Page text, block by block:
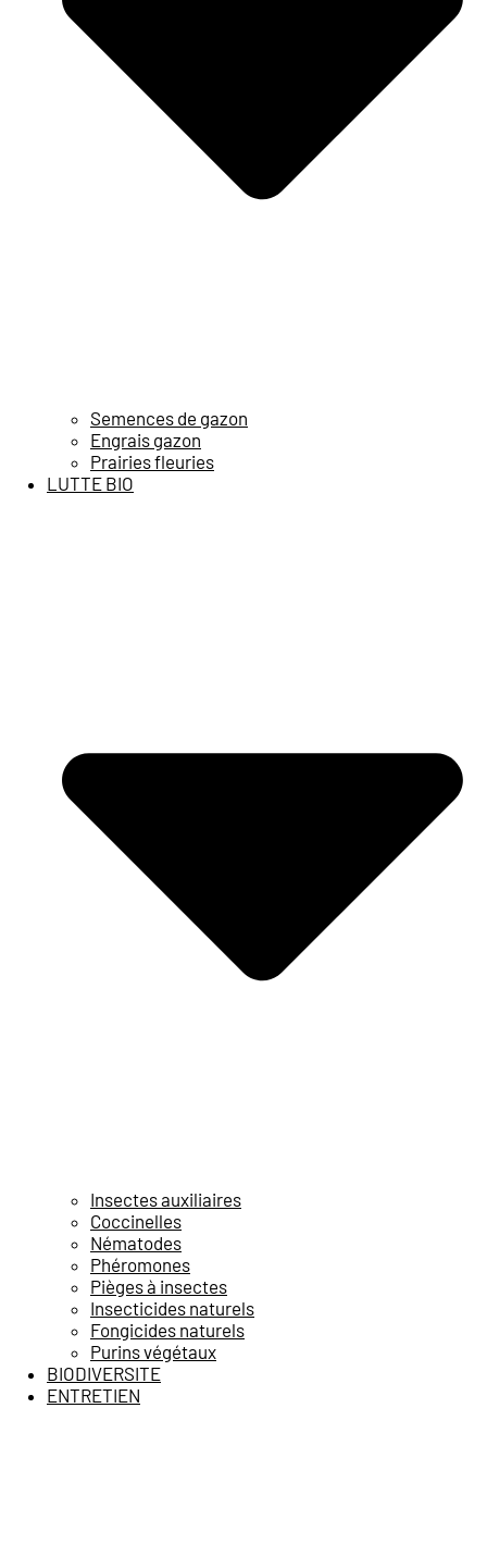
Semences de gazon
Engrais gazon
Prairies fleuries
LUTTE BIO
Insectes auxiliaires
Coccinelles
Nématodes
Phéromones
Pièges à insectes
Insecticides naturels
Fongicides naturels
Purins végétaux
BIODIVERSITE
ENTRETIEN